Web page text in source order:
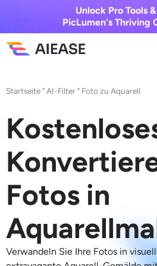
Unlock Pro Tools
PicLumen's Thriving
KI-Kuss-Generator
KI-Bild
Text zu Bild
KI-Werkzeuge
Foto-Editor & -Creator
Auszeichnung
Startseite "AI-Filter " Foto zu Aquarell
Fotos in
Verwandeln Sie Ihre Fotos in